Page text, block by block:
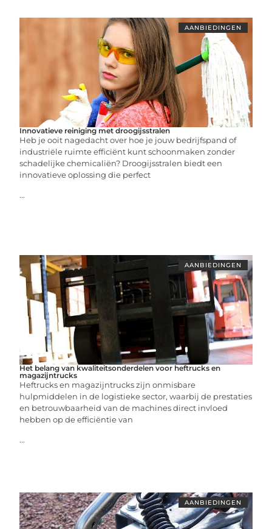
AANBIEDINGEN
Innovatieve reiniging met droogijsstralen
Heb je ooit nagedacht over hoe je jouw bedrijfspand of
industriële ruimte efficiënt kunt schoonmaken zonder
schadelijke chemicaliën? Droogijsstralen biedt een
innovatieve oplossing die perfect
...
AANBIEDINGEN
Het belang van kwaliteitsonderdelen voor heftrucks en
magazijntrucks
Heftrucks en magazijntrucks zijn onmisbare
hulpmiddelen in de logistieke sector, waarbij de prestaties
en betrouwbaarheid van de machines direct invloed
hebben op de efficiëntie van
...
AANBIEDINGEN